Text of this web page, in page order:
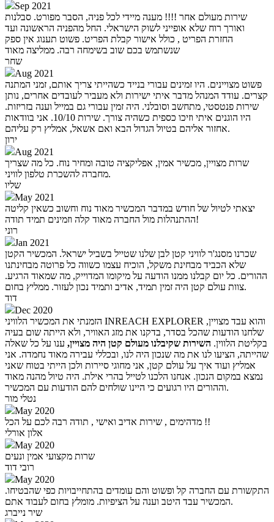
Sep 2021
שירות מעולם אחר !!!! מענה מיידי לכל פניה, הסבר מפורט. סבלנות
ואורך רוח שלא אופייני לשוק הישראלי. החל מהפניה הראשונה ועד
החזרת הפריט , כולל אישור קבלת הפריט. פשוט תענוג אין ספק
שנשתמש בכם שוב בשימחה רבה. ממליצה מאוד
שחר
Aug 2021
פשוט מצויינים. היו זמינים עבורי בנייד כשהייתי צריך אותם, זמני המתנה
קצרים. עודד המנהל מדבר איתי ישירות ולא מעביר לעובדים אחרים, נותן
שירות פנטסטי, מתחשב וסובלני. היה זמין עבורי גם במייל וענה בזריזות.
היו הוגנים איתי וזיכו כספית כשהיה צורך. שירות 10/10. אני בוודאות
אחזור אליהם בטיול הגדול הבא ואם אשאל, אמליץ רק עליהם.
ירון
Aug 2021
שרות מצויין, מכשיר אמין, אפליקציה טובה ומחיר נוח. כל מה שצריך
מחברה להשכרת טלפון לוויני.
שליו
May 2021
יצאתי לטיול של חודש במדבר המכשיר מאוד נוח וחשוב כשאין קליטה
ההתנהלות מול החברה מאוד קלה וזמינים תמיד תודה!
רוני
Jan 2021
שכרנו מסנג'ר לוויני קטן לבן שלנו שטייל בשביל ישראל. המכשיר הקטן
שלא הכביד מבחינת משקל, הוכיח עצמו כשווה כל פרוטה מבחינתנו
ההורים. כל יום קבלנו ממנו הודעה על מיקומו המדוייק, מה שמאוד הרגיע.
צוות עולם קטן היה זמין תמיד, אדיב ותמיד נכון לעזור. ממליץ בחום.
דוד
Dec 2020
הזמנתי את המכשיר הלוויני INREACH EXPLORER והוא עבד מצויין,
שלחנו הודעות שהכל בסדר, בדקנו את מזג האוויר, ולא הייתה שום בעיה
בקליטת הלווין. השירות שקיבלנו מעולם קטן היה מצויין, ענו על כל שאלה
שהייתה, הציעו לנו את מה שנכון היה לנו, ובכללי עבירה מאוד נחמדה. אני
אמליץ ועוד איך על עולם קטן, אני מחוגי סיירות ולכן הייתי בטוח שאני
נמצא במקום הנכון. אנחנו הלכנו לטייל בהרי אילת. היה טיול מהנה מאוד
וההורים היו רגועים כי היינו שולחים להם הודעות עם המכשיר.
נטלי מור
May 2020
מדהימים , שירות אדיב ואישי , תודה רבה לכם על הכל !!
אלון אורלי
May 2020
שרות מקצועי אמין ונעים
רובי דוד
May 2020
התקשורת עם החברה קל ופשוט והם עומדים בהתחייבויות כפי שהבטיחו.
המכשיר עבד היטב וענה על הציפיות. מומלץ בחום לעבוד אתם.
שיר נייברג